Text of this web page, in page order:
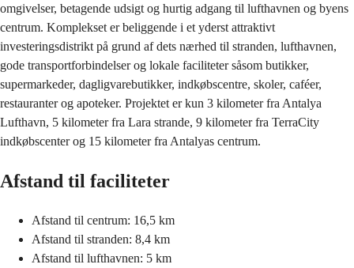
omgivelser, betagende udsigt og hurtig adgang til lufthavnen og byens
centrum. Komplekset er beliggende i et yderst attraktivt
investeringsdistrikt på grund af dets nærhed til stranden, lufthavnen,
gode transportforbindelser og lokale faciliteter såsom butikker,
supermarkeder, dagligvarebutikker, indkøbscentre, skoler, caféer,
restauranter og apoteker. Projektet er kun 3 kilometer fra Antalya
Lufthavn, 5 kilometer fra Lara strande, 9 kilometer fra TerraCity
indkøbscenter og 15 kilometer fra Antalyas centrum.
Afstand til faciliteter
Afstand til centrum: 16,5 km
Afstand til stranden: 8,4 km
Afstand til lufthavnen: 5 km